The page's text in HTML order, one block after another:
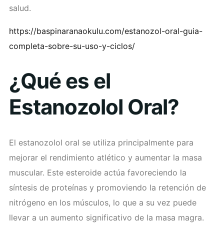
salud.
https://baspinaranaokulu.com/estanozol-oral-guia-
completa-sobre-su-uso-y-ciclos/
¿Qué es el
Estanozolol Oral?
El estanozolol oral se utiliza principalmente para
mejorar el rendimiento atlético y aumentar la masa
muscular. Este esteroide actúa favoreciendo la
síntesis de proteínas y promoviendo la retención de
nitrógeno en los músculos, lo que a su vez puede
llevar a un aumento significativo de la masa magra.